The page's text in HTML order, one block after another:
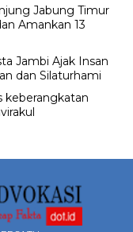
Jabung Timur
Amankan 13
Jambi Ajak Insan
dan Silaturhami
keberangkatan